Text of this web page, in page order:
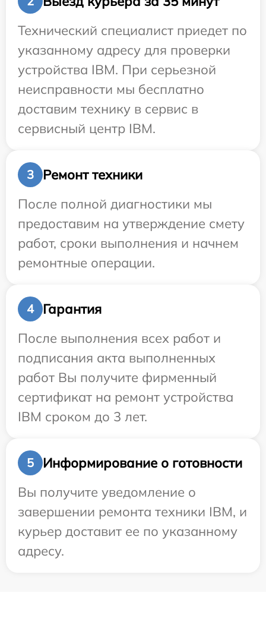
Технический специалист приедет по
указанному адресу для проверки
устройства IBM. При серьезной
неисправности мы бесплатно
доставим технику в сервис в
сервисный центр IBM.
3
Ремонт техники
После полной диагностики мы
предоставим на утверждение смету
работ, сроки выполнения и начнем
ремонтные операции.
4
Гарантия
После выполнения всех работ и
подписания акта выполненных
работ Вы получите фирменный
сертификат на ремонт устройства
IBM сроком до 3 лет.
5
Информирование о готовности
Вы получите уведомление о
завершении ремонта техники IBM, и
курьер доставит ее по указанному
адресу.